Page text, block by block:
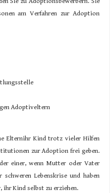
am Verfahren zur Adoption
Adoptiveltern
Elternihr Kind trotz vieler Hilfen
zur Adoption frei geben.
einer, wenn Mutter oder Vater
Lebenskrise und haben
ihr Kind selbst zu erziehen.